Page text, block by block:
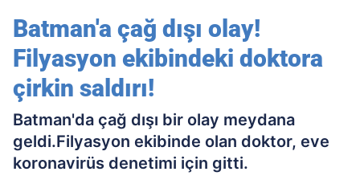
Batman'a çağ dışı olay!
Filyasyon ekibindeki doktora
çirkin saldırı!
Batman'da çağ dışı bir olay meydana
geldi.Filyasyon ekibinde olan doktor, eve
koronavirüs denetimi için gitti.